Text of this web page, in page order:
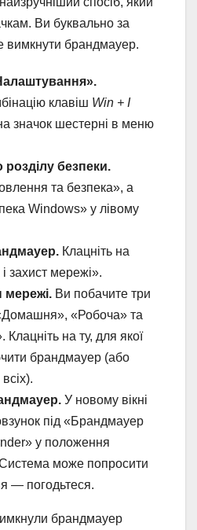
Ви буквально за
вимкнути брандмауер.
клавіш Win + I
значок шестерні в меню
розділу безпеки.
та безпека», а
Windows» у лівому
Клацніть на
захист мережі».
мережі. Ви побачите три
«Робоча» та
на ту, для якої
брандмауер (або
У новому вікні
під «Брандмауер
у положення
може попросити
— погодьтеся.
брандмауер